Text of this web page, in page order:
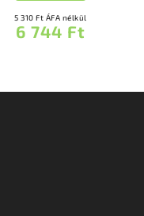
5 310 Ft ÁFA nélkül
6 744 Ft